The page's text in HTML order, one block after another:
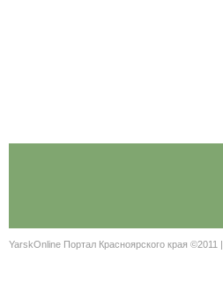
YarskOnline Портал Красноярского края ©2011 |